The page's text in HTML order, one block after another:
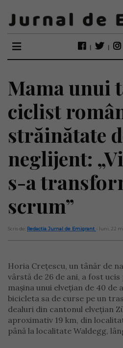
Mama unui
ciclist
străinătate
neglijent:
s-a
scrum”
Scris de: Redacția Jurnal de Emigrant - luni, 22
Horia Crețescu, un tânăr de
vârstă de 26 de ani, a fost
mașina unui elvețian de 40 de
bicicleta sa de curse pe un
dealuri din cantonul elvețian
aproximativ 19 km, din
până la localitate Waldegg,